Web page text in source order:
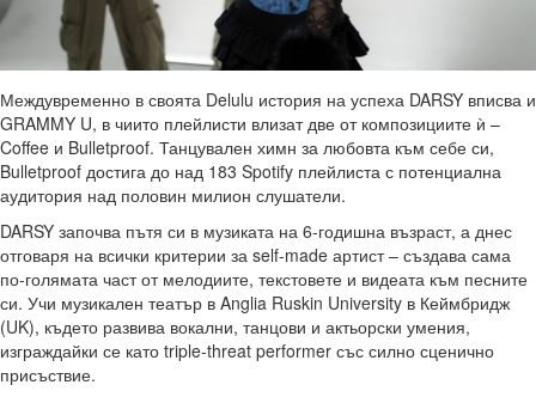
Междувременно в своята Delulu история на успеха DARSY вписва и
GRAMMY U, в чиито плейлисти влизат две от композициите ѝ –
Coffee и Bulletproof. Танцувален химн за любовта към себе си,
Bulletproof достига до над 183 Spotify плейлиста с потенциална
аудитория над половин милион слушатели.
DARSY започва пътя си в музиката на 6-годишна възраст, а днес
отговаря на всички критерии за self-made артист – създава сама
по-голямата част от мелодиите, текстовете и видеата към песните
си. Учи музикален театър в Anglia Ruskin University в Кеймбридж
(UK), където развива вокални, танцови и актьорски умения,
изграждайки се като triple-threat performer със силно сценично
присъствие.